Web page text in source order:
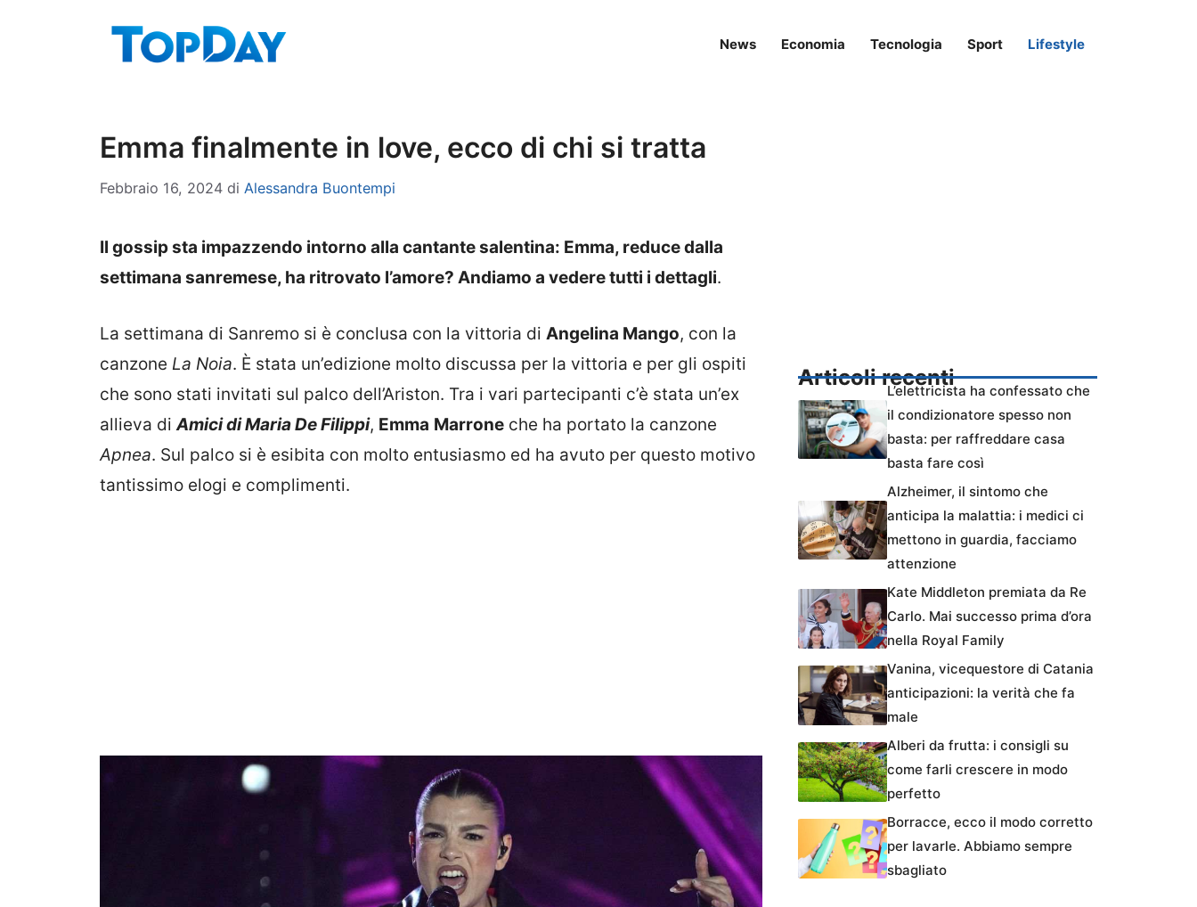
News Economia Tecnologia Sport Lifestyle
Emma finalmente in love, ecco di chi si tratta
Febbraio 16, 2024 di Alessandra Buontempi
Il gossip sta impazzendo intorno alla cantante salentina: Emma, reduce dalla
settimana sanremese, ha ritrovato l’amore? Andiamo a vedere tutti i dettagli.
La settimana di Sanremo si è conclusa con la vittoria di Angelina Mango, con la
canzone La Noia. È stata un’edizione molto discussa per la vittoria e per gli ospiti
che sono stati invitati sul palco dell’Ariston. Tra i vari partecipanti c’è stata un’ex
allieva diAmici di Maria De Filippi, Emma Marrone che ha portato la canzone
Apnea. Sul palco si è esibita con molto entusiasmo ed ha avuto per questo motivo
tantissimo elogi e complimenti.
Articoli recenti
L’elettricista ha confessato che
il condizionatore spesso non
basta: per raffreddare casa
basta fare così
Alzheimer, il sintomo che
anticipa la malattia: i medici ci
mettono in guardia, facciamo
attenzione
Kate Middleton premiata da Re
Carlo. Mai successo prima d’ora
nella Royal Family
Vanina, vicequestore di Catania
anticipazioni: la verità che fa
male
Alberi da frutta: i consigli su
come farli crescere in modo
perfetto
Borracce, ecco il modo corretto
per lavarle. Abbiamo sempre
sbagliato